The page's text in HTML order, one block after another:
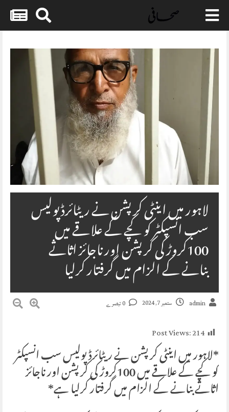
Skip
content
لاہور میں اینٹی کرپشن نے ریٹائرڈ پولیس
سب انسپکٹر کو کچے کے علاقے میں
100کروڑ کی کرپشن اور ناجائز اثاثے
بنانے کے الزام میں گرفتار کرلیا
admin ستمبر 7, 2024
Post Views:214
*لاہور میں اینٹی کرپشن نے ریٹائرڈ پولیس سب انسپکٹر
کو کچے کے علاقے میں 100کروڑ کی کرپشن اور ناجائز
اثاثے بنانے کے الزام میں گرفتار کرلیا ہے*